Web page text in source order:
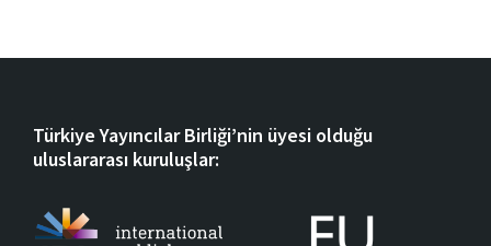
Türkiye Yayıncılar Birliği’nin üyesi olduğu
uluslararası kuruluşlar: